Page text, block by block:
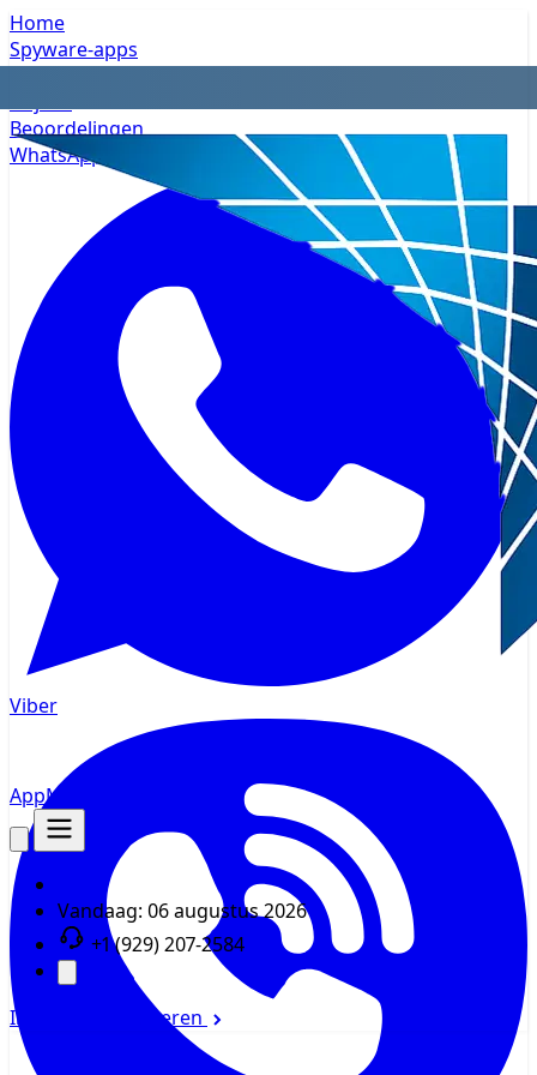
AppMsr
Vandaag: 06 augustus 2026
+1 (929) 207-2584
Inloggen Registreren
Home
Spyware-apps
Beoordelingen
WhatsApp
Viber